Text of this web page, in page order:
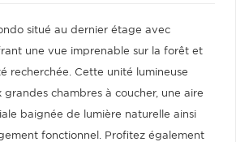
situé au dernier étage avec
une vue imprenable sur la forêt et
recherchée. Cette unité lumineuse
grandes chambres à coucher, une aire
baignée de lumière naturelle ainsi
fonctionnel. Profitez également